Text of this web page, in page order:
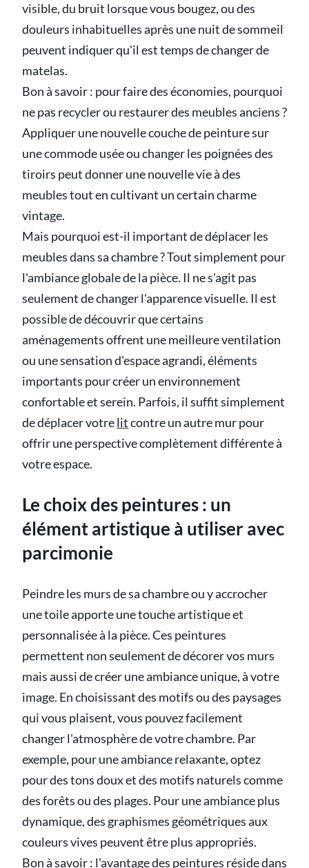
visible, du bruit lorsque vous bougez, ou des
douleurs inhabituelles après une nuit de sommeil
peuvent indiquer qu'il est temps de changer de
matelas.
Bon à savoir : pour faire des économies, pourquoi
ne pas recycler ou restaurer des meubles anciens ?
Appliquer une nouvelle couche de peinture sur
une commode usée ou changer les poignées des
tiroirs peut donner une nouvelle vie à des
meubles tout en cultivant un certain charme
vintage.
Mais pourquoi est-il important de déplacer les
meubles dans sa chambre ? Tout simplement pour
l'ambiance globale de la pièce. Il ne s'agit pas
seulement de changer l'apparence visuelle. Il est
possible de découvrir que certains
aménagements offrent une meilleure ventilation
ou une sensation d'espace agrandi, éléments
importants pour créer un environnement
confortable et serein. Parfois, il suffit simplement
de déplacer votrelitcontre un autre mur pour
offrir une perspective complètement différente à
votre espace.
Le choix des peintures : un
élément artistique à utiliser avec
parcimonie
Peindre les murs de sa chambre ou y accrocher
une toile apporte une touche artistique et
personnalisée à la pièce. Ces peintures
permettent non seulement de décorer vos murs
mais aussi de créer une ambiance unique, à votre
image. En choisissant des motifs ou des paysages
qui vous plaisent, vous pouvez facilement
changer l'atmosphère de votre chambre. Par
exemple, pour une ambiance relaxante, optez
pour des tons doux et des motifs naturels comme
des forêts ou des plages. Pour une ambiance plus
dynamique, des graphismes géométriques aux
couleurs vives peuvent être plus appropriés.
Bon à savoir : l'avantage des peintures réside dans